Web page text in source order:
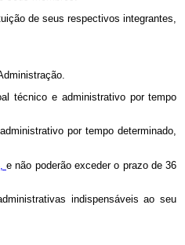
de seus respectivos integrantes,
técnico e administrativo por tempo
por tempo determinado,
e não poderão exceder o prazo de 36
indispensáveis ao seu